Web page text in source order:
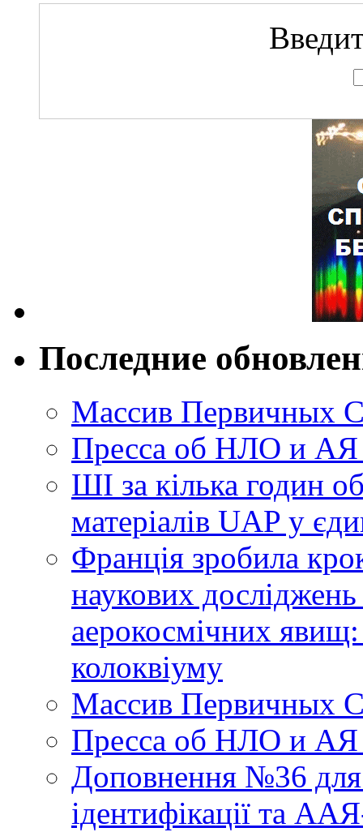
Последние
Массив Первичных
Пресса об НЛО и
ШІ за кілька годин
матеріалів UAP у
Франція зробила
наукових
аерокосмічних
колоквіуму
Массив Первичных
Пресса об НЛО и
Доповнення №36
ідентифікації та